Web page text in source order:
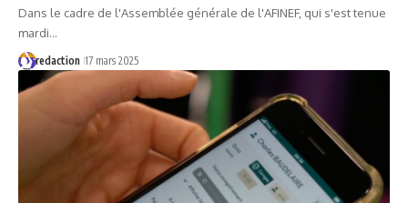
Dans le cadre de l'Assemblée générale de l'AFINEF, qui s'est tenue
mardi…
redaction 17 mars 2025